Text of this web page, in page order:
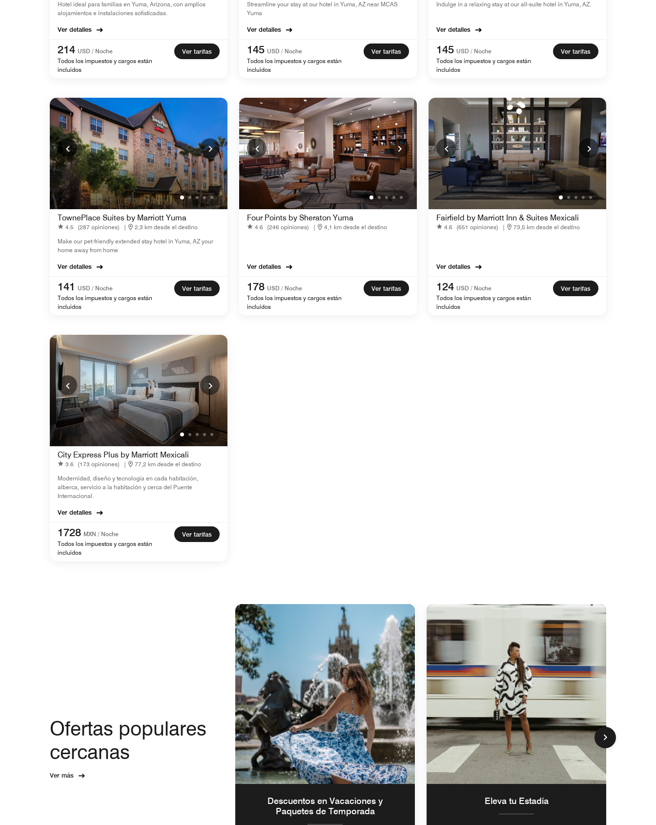
Hotel ideal para familias en Yuma, Arizona, con amplios
alojamientos e instalaciones sofisticadas.
Ver detalles
214 USD / Noche
Todos los impuestos y cargos están
incluidos
Ver tarifas
Streamline your stay at our hotel in Yuma, AZ near MCAS
Yuma
Ver detalles
145 USD / Noche
Todos los impuestos y cargos están
incluidos
Ver tarifas
Indulge in a relaxing stay at our all-suite hotel in Yuma, AZ.
Ver detalles
145 USD / Noche
Todos los impuestos y cargos están
incluidos
Ver tarifas
TownePlace Suites by Marriott Yuma
4.5 (287 opiniones) |
2,3 km desde el destino
Make our pet-friendly extended stay hotel in Yuma, AZ your
home away from home
Ver detalles
141
USD / Noche
Todos los impuestos y cargos están
incluidos
Ver tarifas
Four Points by Sheraton Yuma
4.6 (246 opiniones) | 4,1 km desde el destino
Ver detalles
178 USD / Noche
Todos los impuestos y cargos están
incluidos
Ver tarifas
Fairfield by Marriott Inn & Suites Mexicali
4.6 (651 opiniones) | 73,5 km desde el destino
Ver detalles
124 USD / Noche
Todos los impuestos y cargos están
incluidos
Ver tarifas
City Express Plus by Marriott Mexicali
3.6 (173 opiniones) |
77,2 km desde el destino
Modernidad, diseño y tecnología en cada habitación,
alberca, servicio a la habitación y cerca del Puente
Internacional.
Ver detalles
1728 MXN / Noche
Todos los impuestos y cargos están
incluidos
Ver tarifas
Ofertas populares
cercanas
Ver más
Descuentos en Vacaciones y
Paquetes de Temporada
Eleva tu Estadía